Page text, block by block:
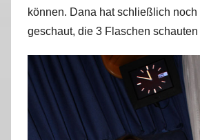
können. Dana hat schließlich
geschaut, die 3 Flaschen